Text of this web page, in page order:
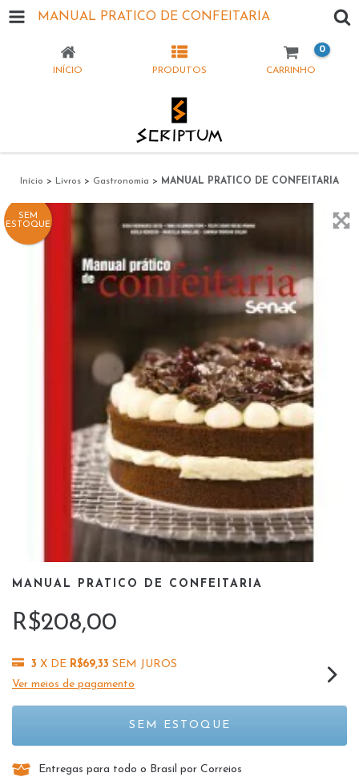
MANUAL PRATICO DE CONFEITARIA
INÍCIO PRODUTOS CARRINHO
0
Início > Livros > Gastronomia > MANUAL PRATICO DE CONFEITARIA
SEM
ESTOQUE
MANUAL PRATICO DE CONFEITARIA
R$208,00
3 X DE R$69,33 SEM JUROS
Ver meios de pagamento
Entregas para todo o Brasil por Correios